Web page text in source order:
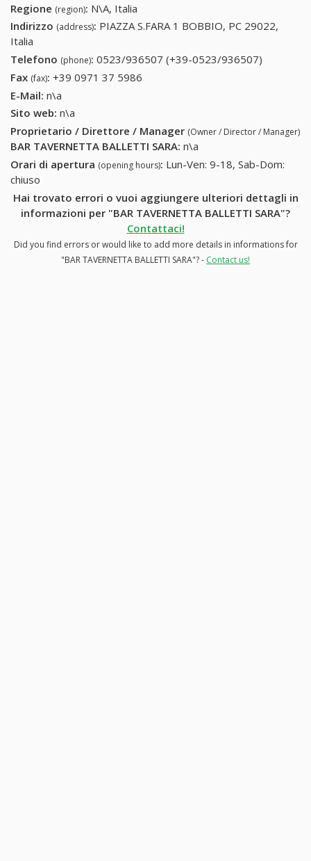
Regione (region): N\A, Italia
Indirizzo (address): PIAZZA S.FARA 1 BOBBIO, PC 29022,
Italia
Telefono (phone): 0523/936507 (+39-0523/936507)
Fax (fax): +39 0971 37 5986
E-Mail: n\a
Sito web: n\a
Proprietario / Direttore / Manager (Owner / Director / Manager)
BAR TAVERNETTA BALLETTI SARA: n\a
Orari di apertura (opening hours): Lun-Ven: 9-18, Sab-Dom:
chiuso
Hai trovato errori o vuoi aggiungere ulteriori dettagli in
informazioni per "BAR TAVERNETTA BALLETTI SARA"?
Contattaci!
Did you find errors or would like to add more details in informations for
"BAR TAVERNETTA BALLETTI SARA"? - Contact us!